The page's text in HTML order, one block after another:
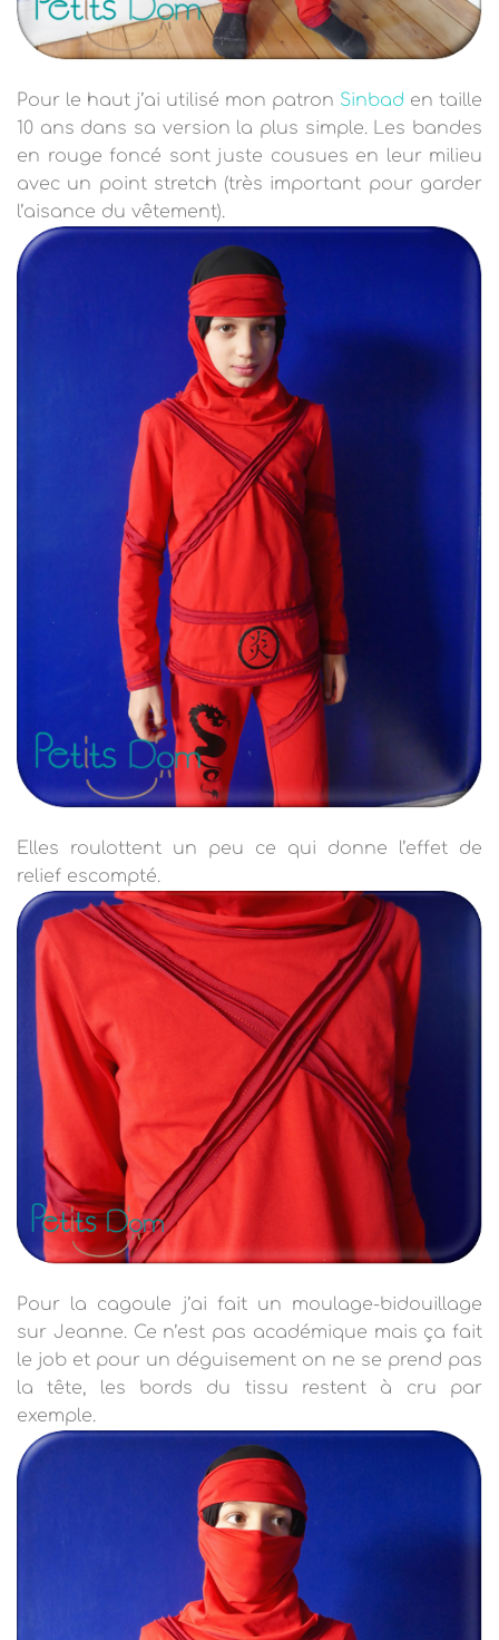
Pour le haut j’ai utilisé mon patron Sinbad en taille
10 ans dans sa version la plus simple. Les bandes
en rouge foncé sont juste cousues en leur milieu
avec un point stretch (très important pour garder
l’aisance du vêtement).
Elles roulottent un peu ce qui donne l’effet de
relief escompté.
Pour la cagoule j’ai fait un moulage-bidouillage
sur Jeanne. Ce n’est pas académique mais ça fait
le job et pour un déguisement on ne se prend pas
la tête, les bords du tissu restent à cru par
exemple.